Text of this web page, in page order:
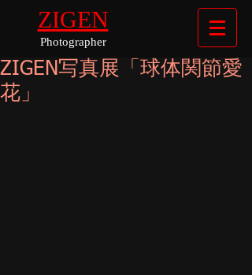
ZIGEN
Photographer
ZIGEN写真展「球体関節愛
花」